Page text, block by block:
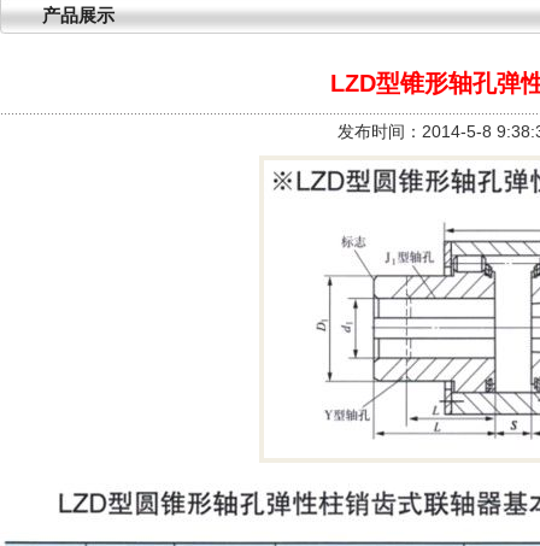
产品展示
LZD型锥形轴孔弹
发布时间：2014-5-8